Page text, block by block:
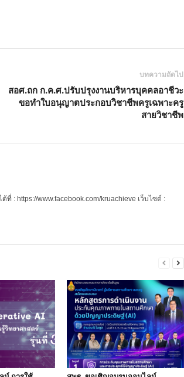
บทความถัดไป
สอศ.ถก ก.ค.ศ.ปรับปรุงงานบริหารบุคคลอาชีวะ
ขอทำใบอนุญาตประกอบวิชาชีพครูเฉพาะครู
สายวิชาชีพ
: https://www.facebook.com/kruachieve เว็บไซต์ :